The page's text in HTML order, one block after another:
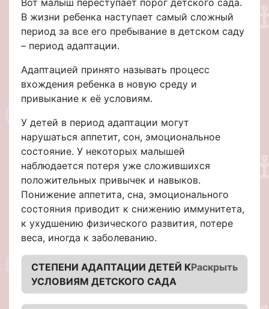
В жизни ребенка наступает самый сложный
период за все его пребывание в детском саду
– период адаптации.
Адаптацией принято называть процесс
вхождения ребенка в новую среду и
привыкание к её условиям.
У детей в период адаптации могут
нарушаться аппетит, сон, эмоциональное
состояние. У некоторых малышей
наблюдается потеря уже сложившихся
положительных привычек и навыков.
Понижение аппетита, сна, эмоционального
состояния приводит к снижению иммунитета,
к ухудшению физического развития, потере
веса, иногда к заболеванию.
Раскрыть
СТЕПЕНИ АДАПТАЦИИ ДЕТЕЙ К
УСЛОВИЯМ ДЕТСКОГО САДА